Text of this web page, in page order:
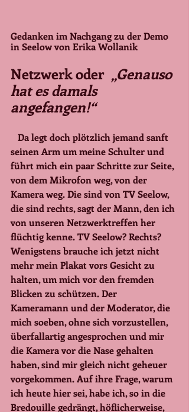
Gedanken im Nachgang zu der Demo
in Seelow von Erika Wollanik
Netzwerk oder „Genauso
hat es damals
angefangen!“
Da legt doch plötzlich jemand sanft
seinen Arm um meine Schulter und
führt mich ein paar Schritte zur Seite,
von dem Mikrofon weg, von der
Kamera weg. Die sind von TV Seelow,
die sind rechts, sagt der Mann, den ich
von unseren Netzwerktreffen her
flüchtig kenne. TV Seelow? Rechts?
Wenigstens brauche ich jetzt nicht
mehr mein Plakat vors Gesicht zu
halten, um mich vor den fremden
Blicken zu schützen. Der
Kameramann und der Moderator, die
mich soeben, ohne sich vorzustellen,
überfallartig angesprochen und mir
die Kamera vor die Nase gehalten
haben, sind mir gleich nicht geheuer
vorgekommen. Auf ihre Frage, warum
ich heute hier sei, habe ich, so in die
Bredouille gedrängt, höflicherweise,